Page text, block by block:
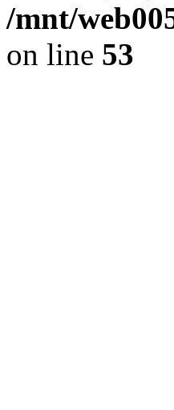
/mnt/
on line 53